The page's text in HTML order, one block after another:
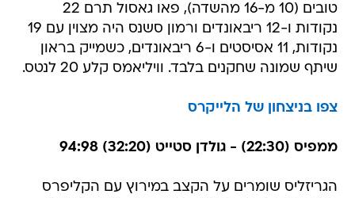
טובים (10 מ-16 מהשדה), פאו גאסול תרם 22
נקודות ו-12 ריבאונדים ורמון סשנס היה מצוין עם 19
נקודות, 11 אסיסטים ו-6 ריבאונדים, כשמייק בראון
שיתף שמונה שחקנים בלבד. וויליאמס קלע 20 לנטס.
צפו בניצחון של הלייקרס
ממפיס (22:30) - גולדן סטייט (32:20) 94:98
הגריזליס שומרים על הקצב במירוץ עם הקליפרס